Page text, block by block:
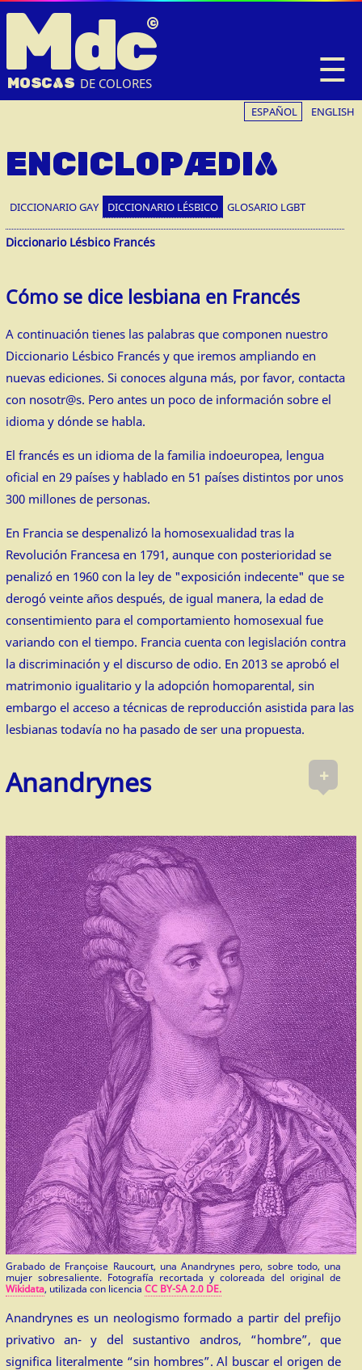
☰
Mdc
MOSCAS DE COLORES
ESPAÑOL ENGLISH
ENCICLOPÆDIA
DICCIONARIO GAY DICCIONARIO LÉSBICO GLOSARIO LGBT
Diccionario Lésbico Francés
Cómo se dice lesbiana en Francés
A continuación tienes las palabras que componen nuestro
Diccionario Lésbico Francés y que iremos ampliando en
nuevas ediciones. Si conoces alguna más, por favor, contacta
con nosotr@s. Pero antes un poco de información sobre el
idioma y dónde se habla.
El francés es un idioma de la familia indoeuropea, lengua
oficial en 29 países y hablado en 51 países distintos por unos
300 millones de personas.
En Francia se despenalizó la homosexualidad tras la
Revolución Francesa en 1791, aunque con posterioridad se
penalizó en 1960 con la ley de "exposición indecente" que se
derogó veinte años después, de igual manera, la edad de
consentimiento para el comportamiento homosexual fue
variando con el tiempo. Francia cuenta con legislación contra
la discriminación y el discurso de odio. En 2013 se aprobó el
matrimonio igualitario y la adopción homoparental, sin
embargo el acceso a técnicas de reproducción asistida para las
lesbianas todavía no ha pasado de ser una propuesta.
+
Anandrynes
Grabado de Françoise Raucourt, una Anandrynes pero, sobre todo, una
mujer sobresaliente. Fotografía recortada y coloreada del original de
Wikidata, utilizada con licencia CC BY-SA 2.0 DE.
Anandrynes es un neologismo formado a partir del prefijo
privativo an- y del sustantivo andros, “hombre”, que
significa literalmente “sin hombres”. Al buscar el origen de